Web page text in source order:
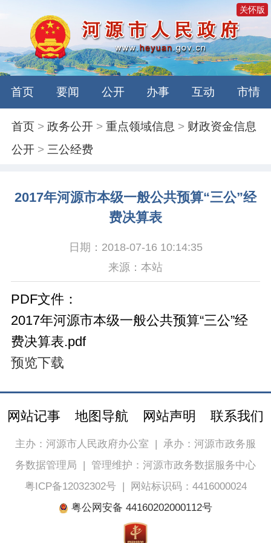
关怀版
首页 要闻 公开 办事 互动 市情
首页 >政务公开 >重点领域信息 > 财政资金信息
公开 > 三公经费
2017年河源市本级一般公共预算“三公”经
费决算表
日期：2018-07-16 10:14:35
来源：本站
PDF文件：
2017年河源市本级一般公共预算“三公”经
费决算表.pdf
预览下载
网站记事 地图导航 网站声明 联系我们
主办：河源市人民政府办公室 | 承办：河源市政务服
务数据管理局 | 管理维护：河源市政务数据服务中心
粤ICP备12032302号|
网站标识码：4416000024
粤公网安备 44160202000112号